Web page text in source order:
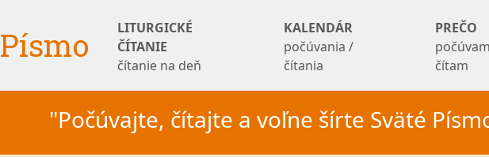
Písmo
LITURGICKÉ
ČÍTANIE
čítanie na deň
KALENDÁR
počúvania /
čítania
PREČO
čítam
"Počúvajte, čítajte a voľne šírte Sväté